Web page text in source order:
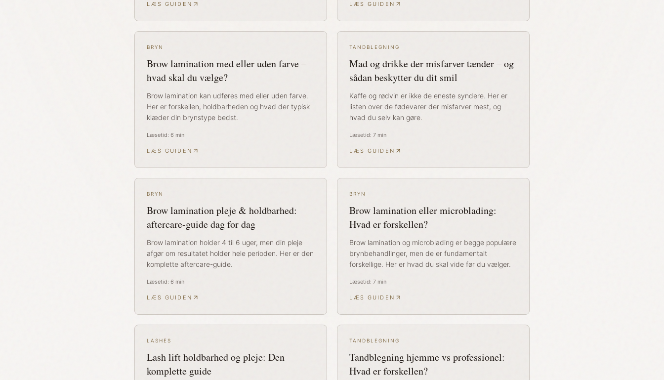
LÆS GUIDEN LÆS GUIDEN
BRYN
Brow lamination med eller uden farve –
hvad skal du vælge?
Brow lamination kan udføres med eller uden farve.
Her er forskellen, holdbarheden og hvad der typisk
klæder din brynstype bedst.
Læsetid: 6 min
LÆS GUIDEN
TANDBLEGNING
Mad og drikke der misfarver tænder – og
sådan beskytter du dit smil
Kaffe og rødvin er ikke de eneste syndere. Her er
listen over de fødevarer der misfarver mest, og
hvad du selv kan gøre.
Læsetid: 7 min
LÆS GUIDEN
BRYN
Brow lamination pleje & holdbarhed:
aftercare-guide dag for dag
Brow lamination holder 4 til 6 uger, men din pleje
afgør om resultatet holder hele perioden. Her er den
komplette aftercare-guide.
Læsetid: 6 min
LÆS GUIDEN
BRYN
Brow lamination eller microblading:
Hvad er forskellen?
Brow lamination og microblading er begge populære
brynbehandlinger, men de er fundamentalt
forskellige. Her er hvad du skal vide før du vælger.
Læsetid: 7 min
LÆS GUIDEN
LASHES
Lash lift holdbarhed og pleje: Den
komplette guide
TANDBLEGNING
Tandblegning hjemme vs professionel:
Hvad er forskellen?